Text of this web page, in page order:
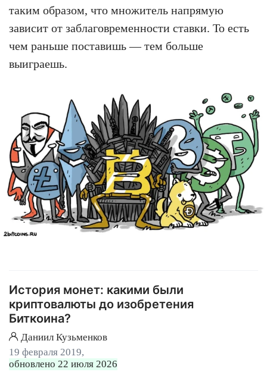
таким образом, что множитель напрямую
зависит от заблаговременности ставки. То есть
чем раньше поставишь — тем больше
выиграешь.
История монет: какими были
криптовалюты до изобретения
Биткоина?
Даниил Кузьменков
19 февраля 2019,
обновлено 22 июля 2026